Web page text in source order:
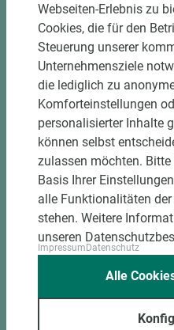
Webseiten-Erlebnis zu
Cookies, die für den
Steuerung unserer
Unternehmensziele
die lediglich zu
Komforteinstellungen
personalisierter Inhalte
können selbst
zulassen möchten.
Basis Ihrer
alle Funktionalitäten
stehen. Weitere
unseren
ImpressumDatenschutz
Alle